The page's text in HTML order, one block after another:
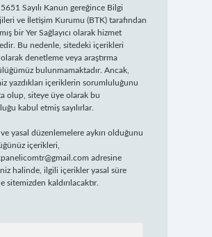
Sayılı Kanun gereğince Bilgi
ve İletişim Kurumu (BTK) tarafından
bir Yer Sağlayıcı olarak hizmet
Bu nedenle, sitedeki içerikleri
denetleme veya araştırma
bulunmamaktadır. Ancak,
yazdıkları içeriklerin sorumluluğunu
olup, siteye üye olarak bu
kabul etmiş sayılırlar.
yasal düzenlemelere aykırı olduğunu
içerikleri,
adresine
halinde, ilgili içerikler yasal süre
sitemizden kaldırılacaktır.